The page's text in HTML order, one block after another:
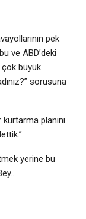
pek
ve ABD’deki
çok büyük
sorusuna
planını
yerine bu